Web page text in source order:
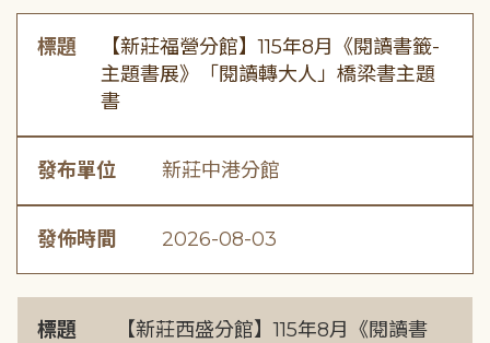
標題
【新莊福營分館】115年8月《閱讀書籤-
主題書展》「閱讀轉大人」橋梁書主題
書
發布單位 新莊中港分館
發佈時間 2026-08-03
標題
【新莊西盛分館】115年8月《閱讀書